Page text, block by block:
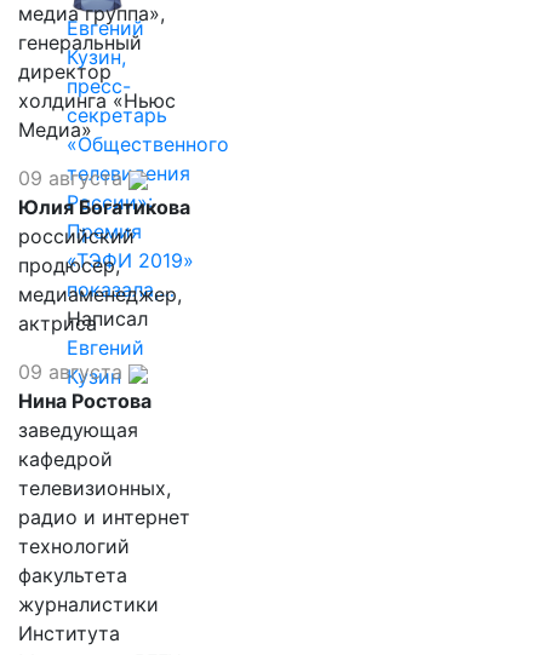
Евгений
Кузин,
пресс-
секретарь
«Общественного
телевидения
России»:
Премия
«ТЭФИ 2019»
показала,…
Написал
Евгений
Кузин
медиа группа»,
генеральный
директор
холдинга «Ньюс
Медиа»
09 августа
Юлия Богатикова
российский
продюсер,
медиаменеджер,
актриса
09 августа
Нина Ростова
заведующая
кафедрой
телевизионных,
радио и интернет
технологий
факультета
журналистики
Института